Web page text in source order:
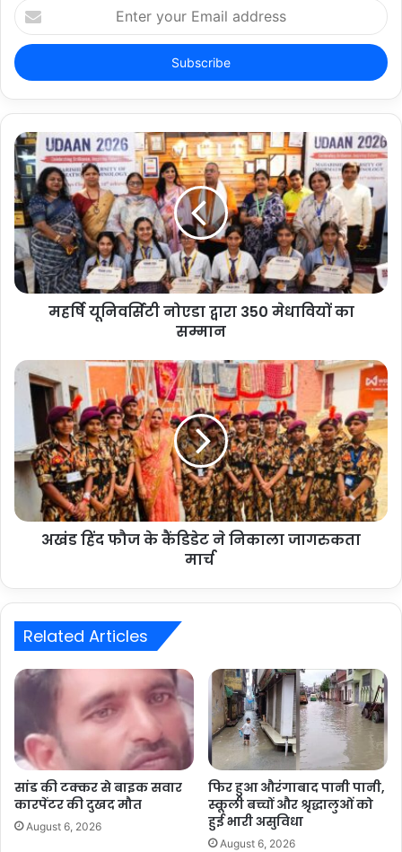
Enter
your
Email
address
महर्षि यूनिवर्सिटी नोएडा द्वारा 350 मेधावियों का
सम्मान
अखंड हिंद फौज के कैंडिडेट ने निकाला जागरुकता
मार्च
Related Articles
सांड की टक्कर से बाइक सवार
कारपेंटर की दुखद मौत
August 6, 2026
फिर हुआ औरंगाबाद पानी पानी,
स्कूली बच्चों और श्रृद्धालुओं को
हुई भारी असुविधा
August 6, 2026